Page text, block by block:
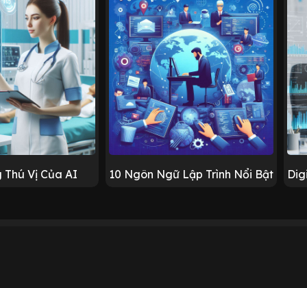
Thú Vị Của AI 10 Ngôn Ngữ Lập Trình Nổi Bật